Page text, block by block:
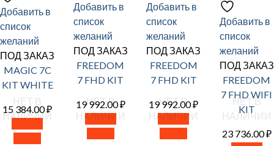
Добавить в
список
желаний
НЕТ В
НАЛИЧИИ
ПОД ЗАКАЗ
MAGIC 7C
KIT WHITE
15 384.00₽
Читать
Добавить в
список
желаний
НЕТ В
НАЛИЧИИ
ПОД ЗАКАЗ
FREEDOM
7 FHD KIT
19 992.00₽
Читать
Добавить в
список
желаний
НЕТ В
НАЛИЧИИ
ПОД ЗАКАЗ
FREEDOM
7 FHD KIT
19 992.00₽
Читать
Добавить в
список
желаний
НЕТ В
НАЛИЧИИ
ПОД ЗАКАЗ
FREEDOM
7 FHD WIFI
KIT
23 736.00₽